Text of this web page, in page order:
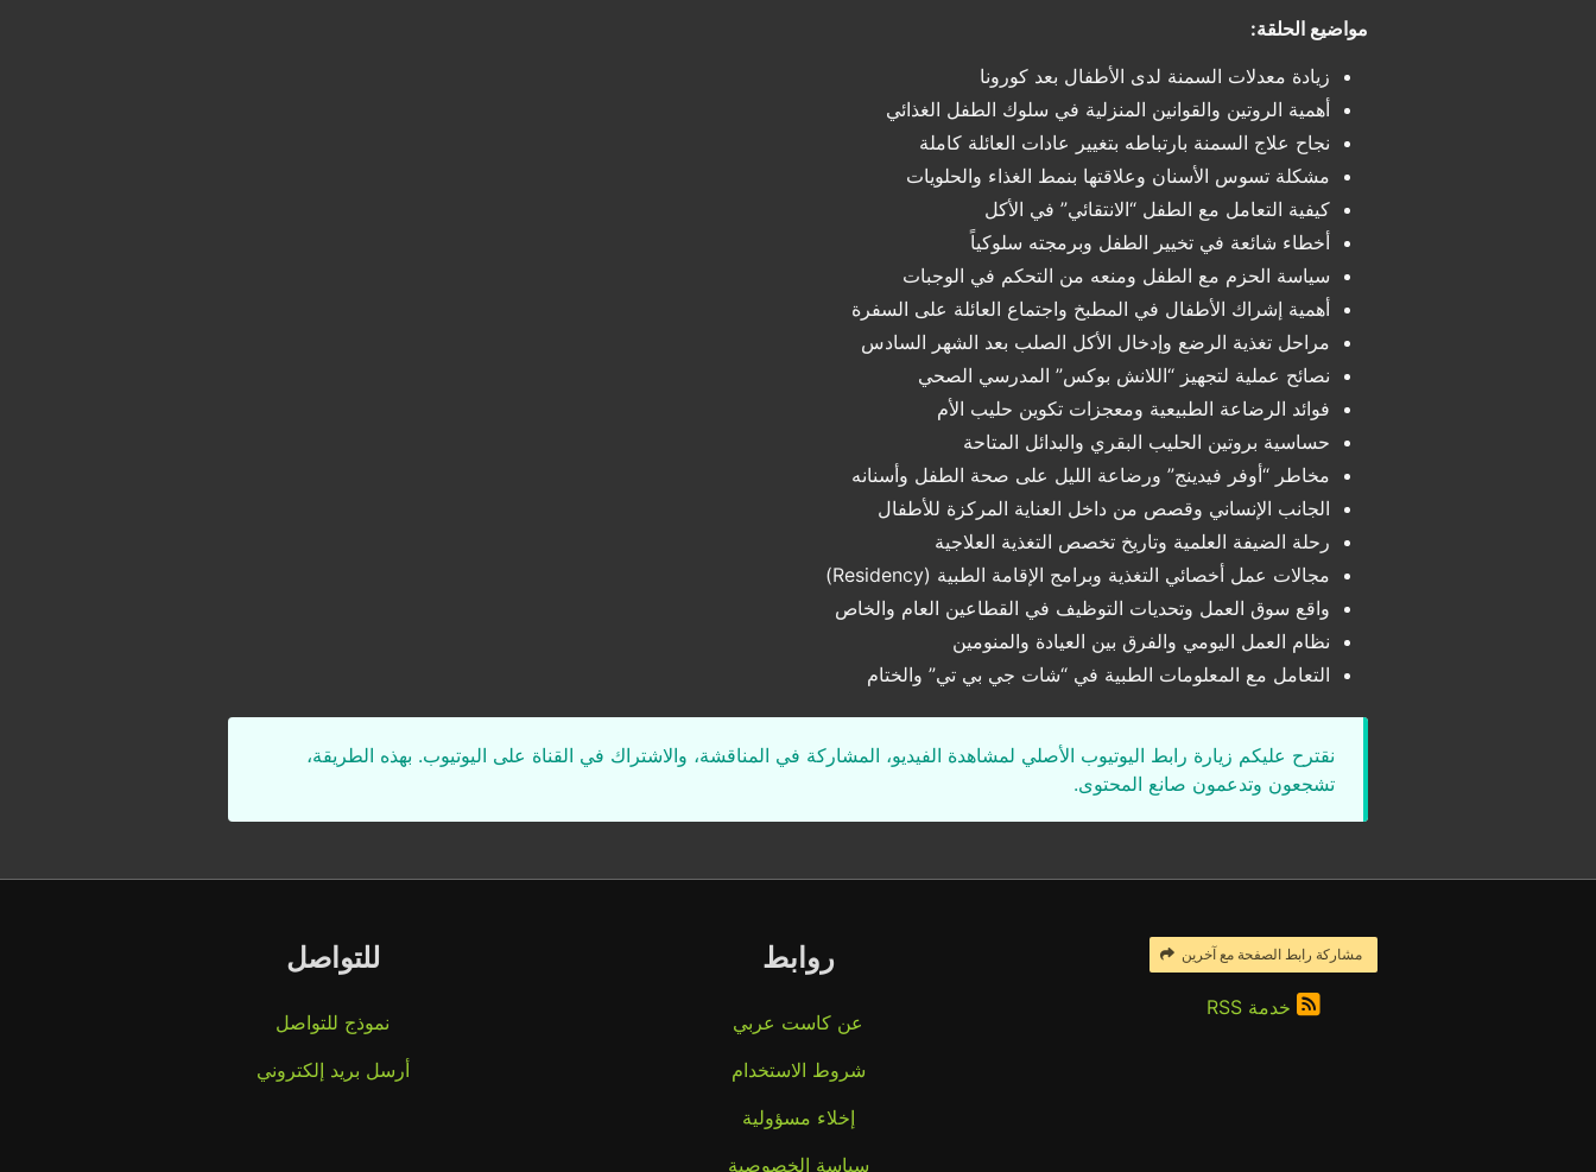
مواضيع الحلقة:
زيادة معدلات السمنة لدى الأطفال بعد كورونا
أهمية الروتين والقوانين المنزلية في سلوك الطفل الغذائي
نجاح علاج السمنة بارتباطه بتغيير عادات العائلة كاملة
مشكلة تسوس الأسنان وعلاقتها بنمط الغذاء والحلويات
كيفية التعامل مع الطفل “الانتقائي” في الأكل
أخطاء شائعة في تخيير الطفل وبرمجته سلوكياً
سياسة الحزم مع الطفل ومنعه من التحكم في الوجبات
أهمية إشراك الأطفال في المطبخ واجتماع العائلة على السفرة
مراحل تغذية الرضع وإدخال الأكل الصلب بعد الشهر السادس
نصائح عملية لتجهيز “اللانش بوكس” المدرسي الصحي
فوائد الرضاعة الطبيعية ومعجزات تكوين حليب الأم
حساسية بروتين الحليب البقري والبدائل المتاحة
مخاطر “أوفر فيدينج” ورضاعة الليل على صحة الطفل وأسنانه
الجانب الإنساني وقصص من داخل العناية المركزة للأطفال
رحلة الضيفة العلمية وتاريخ تخصص التغذية العلاجية
مجالات عمل أخصائي التغذية وبرامج الإقامة الطبية (Residency)
واقع سوق العمل وتحديات التوظيف في القطاعين العام والخاص
نظام العمل اليومي والفرق بين العيادة والمنومين
التعامل مع المعلومات الطبية في “شات جي بي تي” والختام
نقترح عليكم زيارة رابط اليوتيوب الأصلي لمشاهدة الفيديو، المشاركة في المناقشة، والاشتراك في القناة على اليوتيوب. بهذه الطريقة،
تشجعون وتدعمون صانع المحتوى.
مشاركة رابط الصفحة مع آخرين
خدمة RSS
روابط
عن كاست عربي
شروط الاستخدام
إخلاء مسؤولية
سياسة الخصوصية
للتواصل
نموذج للتواصل
أرسل بريد إلكتروني